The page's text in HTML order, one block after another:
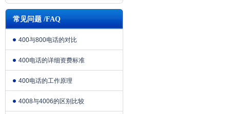
常见问题 /FAQ
400与800电话的对比
400电话的详细资费标准
400电话的工作原理
4008与4006的区别比较